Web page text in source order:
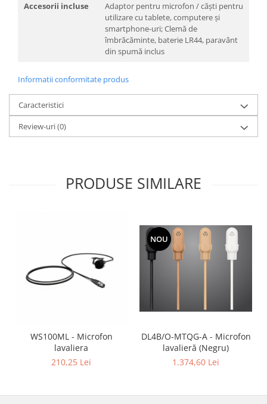
Accesorii incluse
Adaptor pentru microfon / căști pentru
utilizare cu tablete, computere și
smartphone-uri; Clemă de
îmbrăcăminte, baterie LR44, paravânt
din spumă inclus
Informatii conformitate produs
Caracteristici
Review-uri(0)
PRODUSE SIMILARE
WS100ML - Microfon
lavaliera
210,25 Lei
NOU
DL4B/O-MTQG-A - Microfon
lavalieră (Negru)
1.374,60 Lei